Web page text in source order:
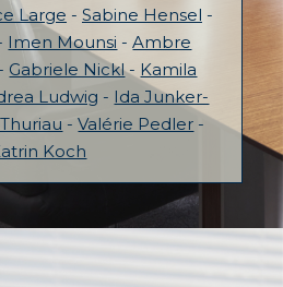
Large - Sabine Hensel -
Imen Mounsi -Ambre
- Gabriele Nickl- Kamila
Ludwig - Ida Junker-
-Valérie Pedler -
Koch